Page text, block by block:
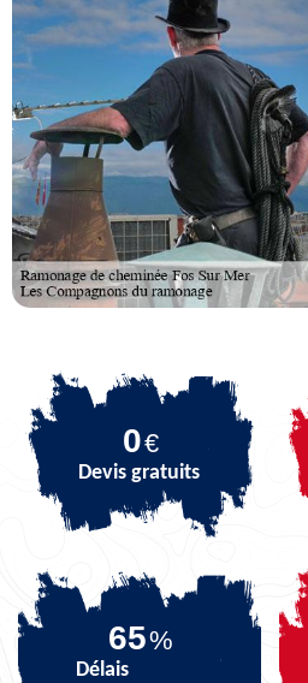
0€
Devis gratuits
81%
Délais